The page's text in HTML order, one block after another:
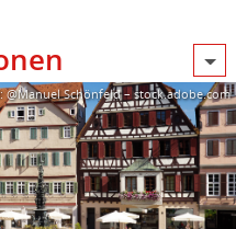
@Manuel Schönfeld – stock.adobe.com